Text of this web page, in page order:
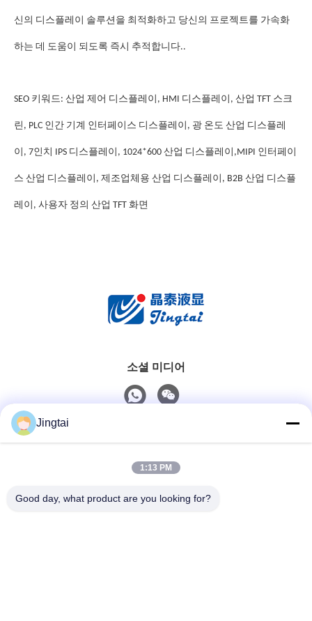
신의 디스플레이 솔루션을 최적화하고 당신의 프로젝트를 가속화
하는 데 도움이 되도록 즉시 추적합니다..
SEO 키워드: 산업 제어 디스플레이, HMI 디스플레이, 산업 TFT 스크
린, PLC 인간 기계 인터페이스 디스플레이, 광 온도 산업 디스플레
이, 7인치 IPS 디스플레이, 1024*600 산업 디스플레이,MIPI 인터페이
스 산업 디스플레이, 제조업체용 산업 디스플레이, B2B 산업 디스플
레이, 사용자 정의 산업 TFT 화면
소셜 미디어
0086-755-27491128
Jingtai
1:13 PM
Good day, what product are you looking for?